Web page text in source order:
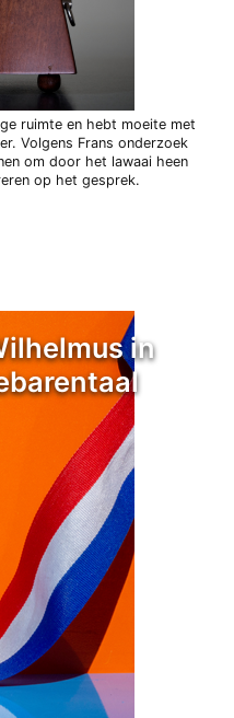
ruimte en hebt moeite met
Volgens Frans onderzoek
om door het lawaai heen
op het gesprek.
in